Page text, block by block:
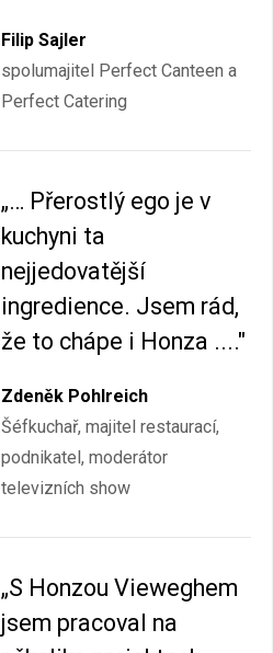
Filip Sajler
spolumajitel Perfect Canteen a
Perfect Catering
„… Přerostlý ego je v
kuchyni ta
nejjedovatější
ingredience. Jsem rád,
že to chápe i Honza ...."
Zdeněk Pohlreich
Šéfkuchař, majitel restaurací,
podnikatel, moderátor
televizních show
„S Honzou Vieweghem
jsem pracoval na